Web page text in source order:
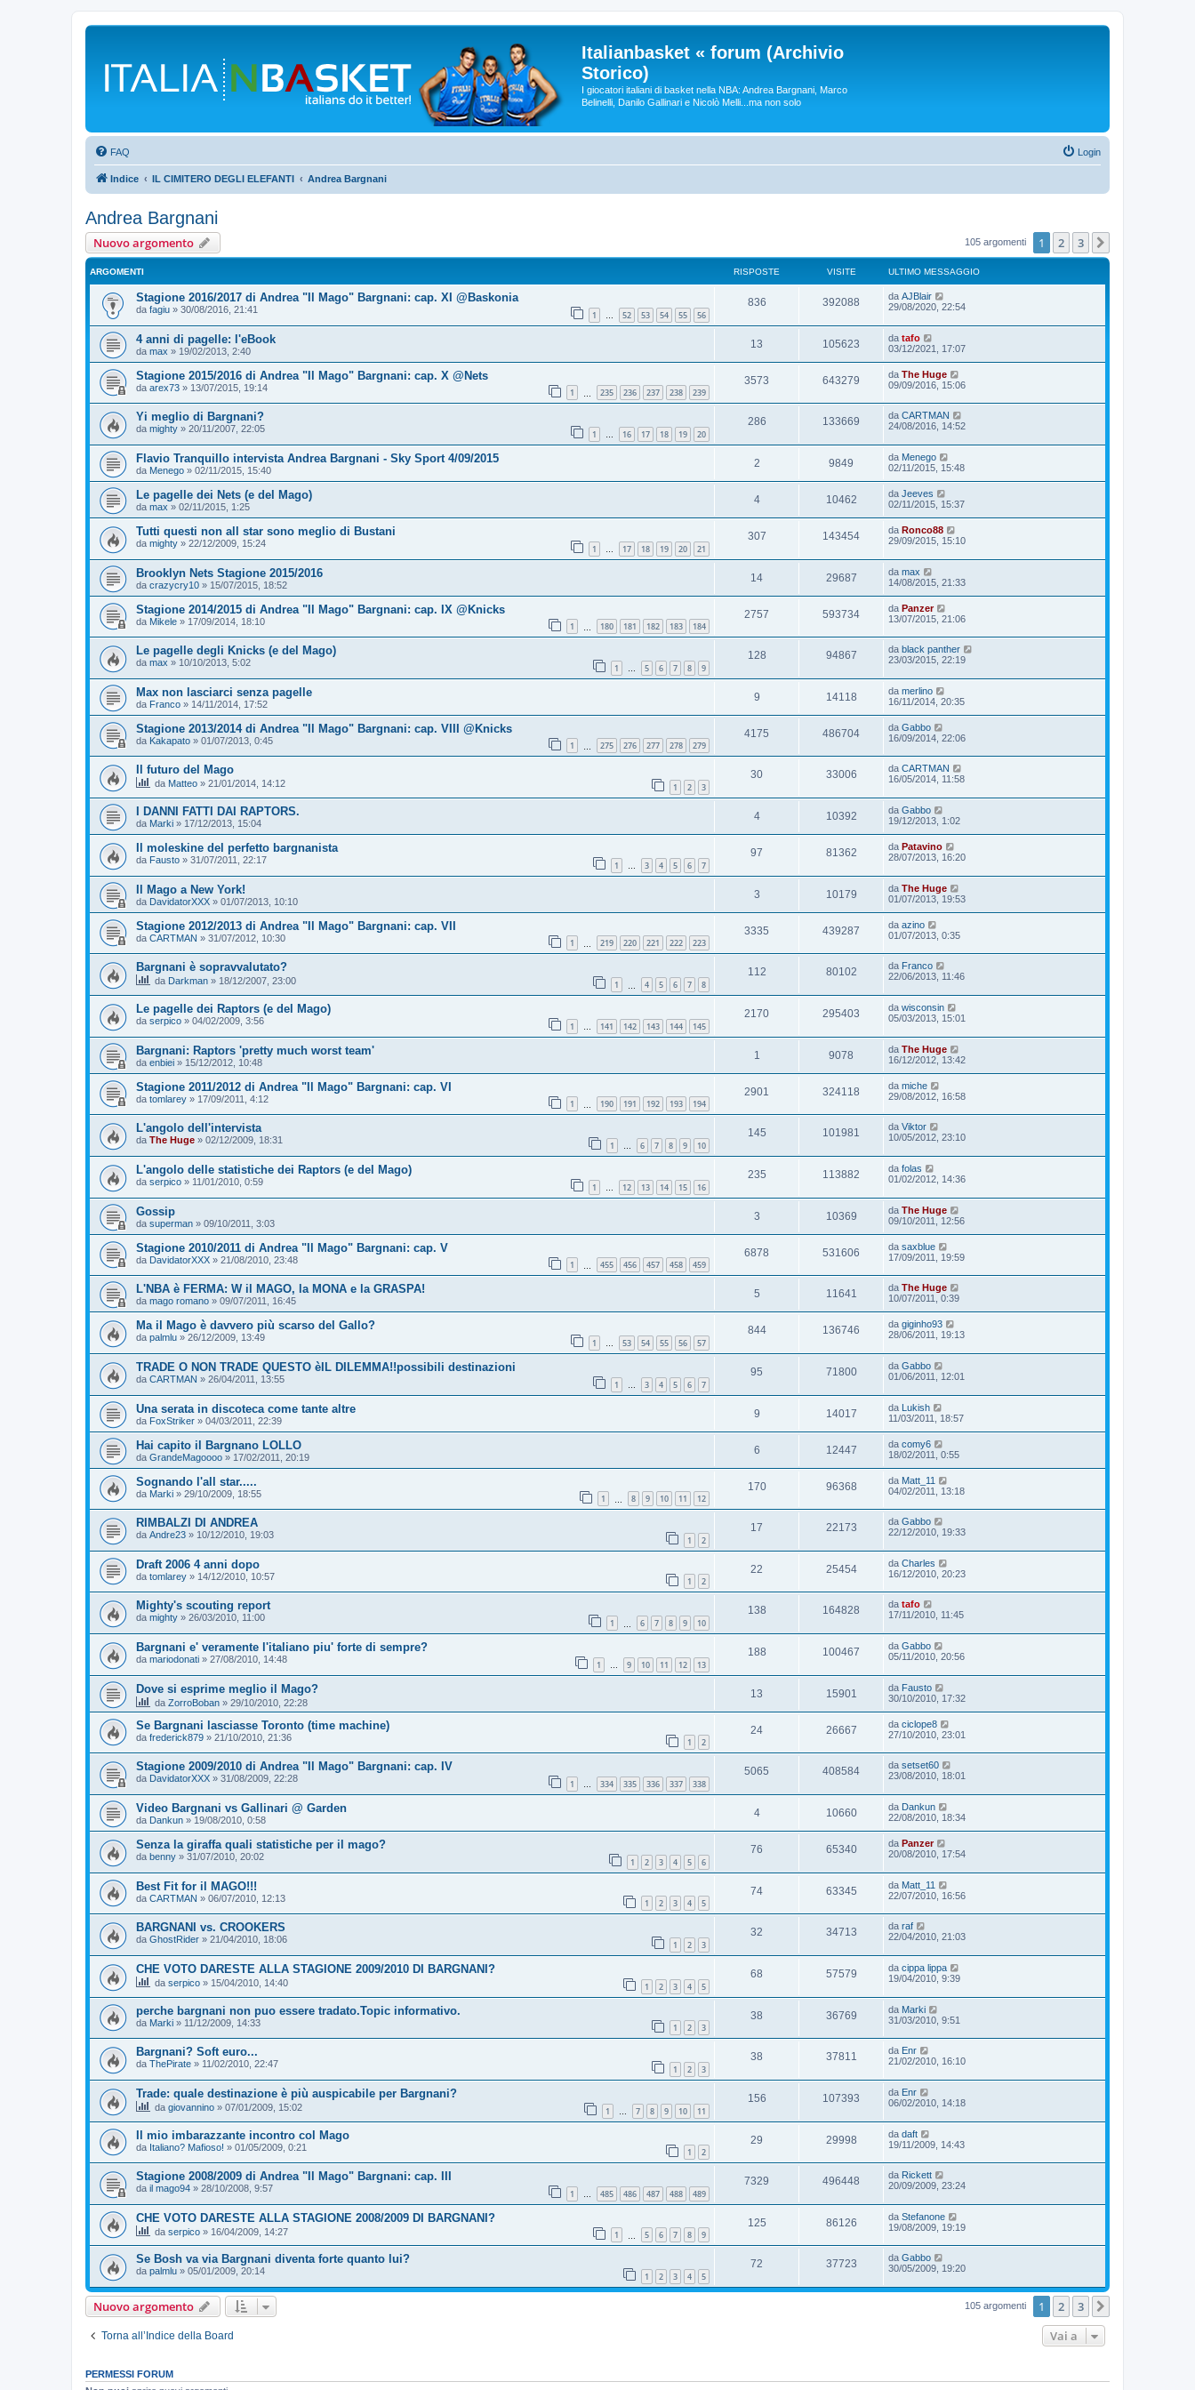
Italianbasket « forum (Archivio
Storico)
I giocatori italiani di basket nella NBA: Andrea Bargnani, Marco
Belinelli, Danilo Gallinari e Nicolò Melli...ma non solo
FAQ Login
Indice IL CIMITERO DEGLI ELEFANTI Andrea Bargnani
Andrea Bargnani
Nuovo argomento 105 argomenti 1 2 3
ARGOMENTI RISPOSTE VISITE ULTIMO MESSAGGIO
Stagione 2016/2017 di Andrea "Il Mago" Bargnani: cap. XI @Baskonia
da fagiu » 30/08/2016, 21:41 1 … 52 53 54 55 56
836 392088 da AJBlair
29/08/2020, 22:54
4 anni di pagelle: l'eBook
da max » 19/02/2013, 2:40
13 105623 da tafo
03/12/2021, 17:07
Stagione 2015/2016 di Andrea "Il Mago" Bargnani: cap. X @Nets
da arex73 » 13/07/2015, 19:14 1 235 236 237 238 239
3573 643279 da The Huge
09/09/2016, 15:06
Yi meglio di Bargnani?
da mighty » 20/11/2007, 22:05 1 … 16 17 18 19 20
286 133669 da CARTMAN
24/08/2016, 14:52
Flavio Tranquillo intervista Andrea Bargnani - Sky Sport 4/09/2015
da Menego » 02/11/2015, 15:40
2 9849 da Menego
02/11/2015, 15:48
Le pagelle dei Nets (e del Mago)
da max » 02/11/2015, 1:25
4 10462 da Jeeves
02/11/2015, 15:37
Tutti questi non all star sono meglio di Bustani
da mighty » 22/12/2009, 15:24 1 … 17 18 19 20 21
307 143454 da Ronco88
29/09/2015, 15:10
Brooklyn Nets Stagione 2015/2016
da crazycry10 » 15/07/2015, 18:52
14 29687 da max
14/08/2015, 21:33
Stagione 2014/2015 di Andrea "Il Mago" Bargnani: cap. IX @Knicks
da Mikele » 17/09/2014, 18:10 1 180 181 182 183 184
2757 593734 da Panzer
13/07/2015, 21:06
Le pagelle degli Knicks (e del Mago)
da max » 10/10/2013, 5:02 1 … 5 6 7 8 9
128 94867 da black panther
23/03/2015, 22:19
Max non lasciarci senza pagelle
da Franco » 14/11/2014, 17:52
9 14118 da merlino
16/11/2014, 20:35
Stagione 2013/2014 di Andrea "Il Mago" Bargnani: cap. VIII @Knicks
da Kakapato » 01/07/2013, 0:45 1 275 276 277 278 279
4175 486704 da Gabbo
16/09/2014, 22:06
Il futuro del Mago
da Matteo » 21/01/2014, 14:12 1 2 3
30 33006 da CARTMAN
16/05/2014, 11:58
I DANNI FATTI DAI RAPTORS.
da Marki » 17/12/2013, 15:04
4 10392 da Gabbo
19/12/2013, 1:02
Il moleskine del perfetto bargnanista
da Fausto » 31/07/2011, 22:17 1 … 3 4 5 6 7
97 81362 da Patavino
28/07/2013, 16:20
Il Mago a New York!
da DavidatorXXX » 01/07/2013, 10:10
3 10179 da The Huge
01/07/2013, 19:53
Stagione 2012/2013 di Andrea "Il Mago" Bargnani: cap. VII
da CARTMAN » 31/07/2012, 10:30 1 219 220 221 222 223
3335 439287 da azino
01/07/2013, 0:35
Bargnani è sopravvalutato?
da Darkman » 18/12/2007, 23:00 1 4 5 6 7 8
112 80102 da Franco
22/06/2013, 11:46
Le pagelle dei Raptors (e del Mago)
da serpico » 04/02/2009, 3:56 1 … 141 142 143 144 145
2170 295403 da wisconsin
05/03/2013, 15:01
Bargnani: Raptors 'pretty much worst team'
da enbiei » 15/12/2012, 10:48
1 9078 da The Huge
16/12/2012, 13:42
Stagione 2011/2012 di Andrea "Il Mago" Bargnani: cap. VI
da tomlarey » 17/09/2011, 4:12 1 190 191 192 193 194
2901 324118 da miche
29/08/2012, 16:58
L'angolo dell'intervista
da The Huge » 02/12/2009, 18:31 1 … 6 7 8 9 10
145 101981 da Viktor
10/05/2012, 23:10
L'angolo delle statistiche dei Raptors (e del Mago)
da serpico » 11/01/2010, 0:59 1 … 12 13 14 15 16
235 113882 da folas
01/02/2012, 14:36
Gossip
da superman » 09/10/2011, 3:03
3 10369 da The Huge
09/10/2011, 12:56
Stagione 2010/2011 di Andrea "Il Mago" Bargnani: cap. V
da DavidatorXXX » 21/08/2010, 23:48 1 455 456 457 458 459
6878 531606 da saxblue
17/09/2011, 19:59
L'NBA è FERMA: W il MAGO, la MONA e la GRASPA!
da mago romano » 09/07/2011, 16:45
5 11641 da The Huge
10/07/2011, 0:39
Ma il Mago è davvero più scarso del Gallo?
da palmlu » 26/12/2009, 13:49 1 … 53 54 55 56 57
844 136746 da giginho93
28/06/2011, 19:13
TRADE O NON TRADE QUESTO èIL DILEMMA!!possibili destinazioni
da CARTMAN » 26/04/2011, 13:55 1 3 4 5 6 7
95 71800 da Gabbo
01/06/2011, 12:01
Una serata in discoteca come tante altre
da FoxStriker » 04/03/2011, 22:39
9 14017 da Lukish
11/03/2011, 18:57
Hai capito il Bargnano LOLLO
da GrandeMagoooo » 17/02/2011, 20:19
6 12447 da comy6
18/02/2011, 0:55
Sognando l'all star.....
da Marki » 29/10/2009, 18:55 1 8 9 10 11 12
170 96368 da Matt_11
04/02/2011, 13:18
RIMBALZI DI ANDREA
da Andre23 » 10/12/2010, 19:03 1 2
17 22173 da Gabbo
22/12/2010, 19:33
Draft 2006 4 anni dopo
da tomlarey » 14/12/2010, 10:57 1 2
22 25454 da Charles
16/12/2010, 20:23
Mighty's scouting report
da mighty » 26/03/2010, 11:00 1 6 7 8 9 10
138 164828 da tafo
17/11/2010, 11:45
Bargnani e' veramente l'italiano piu' forte di sempre?
da mariodonati » 27/08/2010, 14:48 1 … 9 10 11 12 13
188 100467 da Gabbo
05/11/2010, 20:56
Dove si esprime meglio il Mago?
da ZorroBoban » 29/10/2010, 22:28
13 15901 da Fausto
30/10/2010, 17:32
Se Bargnani lasciasse Toronto (time machine)
da frederick879 » 21/10/2010, 21:36 1 2
24 26667 da ciclope8
27/10/2010, 23:01
Stagione 2009/2010 di Andrea "Il Mago" Bargnani: cap. IV
da DavidatorXXX » 31/08/2009, 22:28 1 … 334 335 336 337 338
5065 408584 da setset60
23/08/2010, 18:01
Video Bargnani vs Gallinari @ Garden
da Dankun » 19/08/2010, 0:58
4 10660 da Dankun
22/08/2010, 18:34
Senza la giraffa quali statistiche per il mago?
da benny » 31/07/2010, 20:02 1 2 3 4 5 6
76 65340 da Panzer
20/08/2010, 17:54
Best Fit for il MAGO!!!
da CARTMAN » 06/07/2010, 12:13 1 2 3 4 5
74 63345 da Matt_11
22/07/2010, 16:56
BARGNANI vs. CROOKERS
da GhostRider » 21/04/2010, 18:06 1 2 3
32 34713 da raf
22/04/2010, 21:03
CHE VOTO DARESTE ALLA STAGIONE 2009/2010 DI BARGNANI?
da serpico » 15/04/2010, 14:40 1 2 3 4 5
68 57579 da cippa lippa
19/04/2010, 9:39
perche bargnani non puo essere tradato.Topic informativo.
da Marki » 11/12/2009, 14:33 1 2 3
38 36769 da Marki
31/03/2010, 9:51
Bargnani? Soft euro...
da ThePirate » 11/02/2010, 22:47 1 2 3
38 37811 da Enr
21/02/2010, 16:10
Trade: quale destinazione è più auspicabile per Bargnani?
da giovannino » 07/01/2009, 15:02 1 7 8 9 10 11
156 107393 da Enr
06/02/2010, 14:18
Il mio imbarazzante incontro col Mago
da Italiano? Mafioso! » 01/05/2009, 0:21 1 2
29 29998 da daft
19/11/2009, 14:43
Stagione 2008/2009 di Andrea "Il Mago" Bargnani: cap. III
da il mago94 » 28/10/2008, 9:57 1 … 485 486 487 488 489
7329 496448 da Rickett
20/09/2009, 23:24
CHE VOTO DARESTE ALLA STAGIONE 2008/2009 DI BARGNANI?
da serpico » 16/04/2009, 14:27 1 5 6 7 8 9
125 86126 da Stefanone
19/08/2009, 19:19
Se Bosh va via Bargnani diventa forte quanto lui?
da palmlu » 05/01/2009, 20:14 1 2 3 4 5
72 37723 da Gabbo
30/05/2009, 19:20
Nuovo argomento 105 argomenti 1 2 3
Torna all’Indice della Board Vai a
PERMESSI FORUM